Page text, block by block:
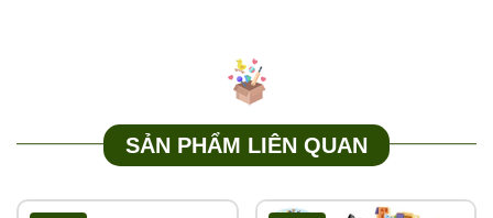
SẢN PHẨM LIÊN QUAN